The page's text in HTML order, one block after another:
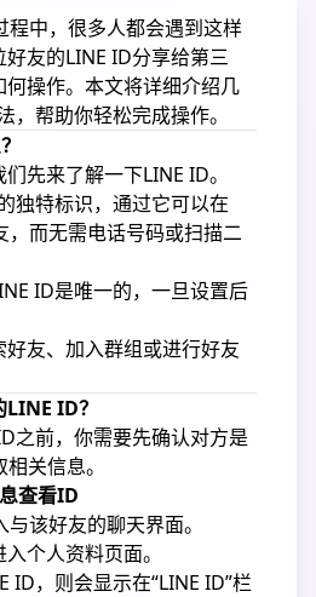
程中，很多人都会遇到这样
友的LINE ID分享给第三
操作。本文将详细介绍几
，帮助你轻松完成操作。
先来了解一下LINE ID。
独特标识，通过它可以在
，而无需电话号码或扫描二
ID是唯一的，一旦设置后
好友、加入群组或进行好友
ID？
之前，你需要先确认对方是
关信息。
查看ID
该好友的聊天界面。
个人资料页面。
ID，则会显示在“LINE ID”栏